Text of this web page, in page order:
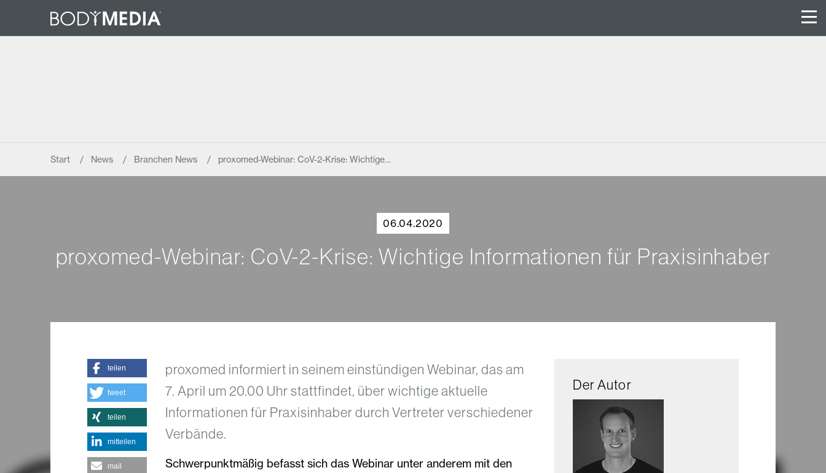
Start News Branchen News proxomed-Webinar: CoV-2-Krise: Wichtige…
06.04.2020
proxomed-Webinar: CoV-2-Krise: Wichtige Informationen für Praxisinhaber
proxomed informiert in seinem einstündigen Webinar, das am
7. April um 20.00 Uhr stattfindet, über wichtige aktuelle
Informationen für Praxisinhaber durch Vertreter verschiedener
Verbände.
Schwerpunktmäßig befasst sich das Webinar unter anderem mit den
teilen
tweet
teilen
mitteilen
mail
Der Autor